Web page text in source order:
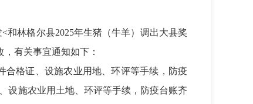
林格尔县2025年生猪（牛羊）调出大县奖
有关事宜通知如下：
合格证、设施农业用地、环评等手续，防疫
设施农业用土地、环评等手续，防疫台账齐